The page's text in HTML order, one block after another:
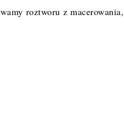
roztworu z macerowania,